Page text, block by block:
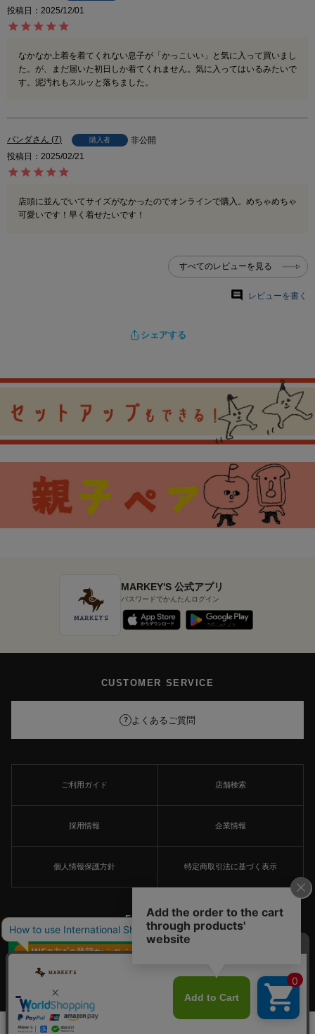
×
投稿日
2025/12/01
なかなか上着を着てくれない息子が「かっこいい」と気に入って買いまし
た。が、まだ届いた初日しか着てくれません。気に入ってはいるみたいで
す。泥汚れもスルッと落ちました。
パンダ 7 購入者
非公開
投稿日
2025/02/21
店頭に並んでいてサイズがなかったのでオンラインで購入。めちゃめちゃ
可愛いです！早く着せたいです！
すべてのレビューを見る
レビューを書く
シェアする
MARKEY'S 公式アプリ
パスワードでかんたんログイン
CUSTOMER SERVICE
? よくあるご質問
ご利用ガイド 店舗検索
採用情報 企業情報
個人情報保護方針 特定商取引法に基づく表示
FOLLOW US